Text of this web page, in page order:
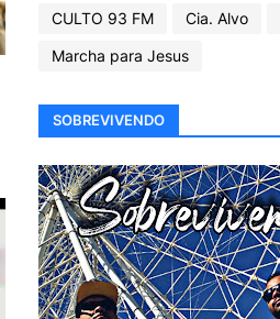
CULTO 93 FM Cia. Alvo
Marcha para Jesus
SOBREVIVENDO